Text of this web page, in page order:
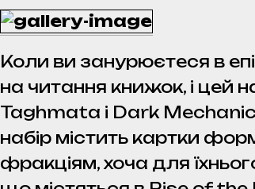
Коли ви занурюєтеся в
на читання книжок, і цей
Taghmata і Dark
набір містить картки
фракціям, хоча для